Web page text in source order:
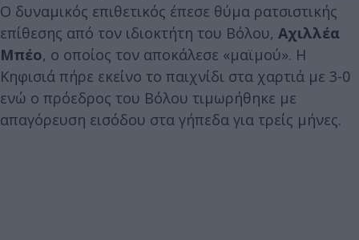
Ο δυναμικός επιθετικός έπεσε θύμα ρατσιστικής
επίθεσης από τον ιδιοκτήτη του Βόλου, Αχιλλέα
Μπέο, ο οποίος τον αποκάλεσε «μαϊμού». Η
Κηφισιά πήρε εκείνο το παιχνίδι στα χαρτιά με 3-0
ενώ ο πρόεδρος του Βόλου τιμωρήθηκε με
απαγόρευση εισόδου στα γήπεδα για τρείς μήνες.